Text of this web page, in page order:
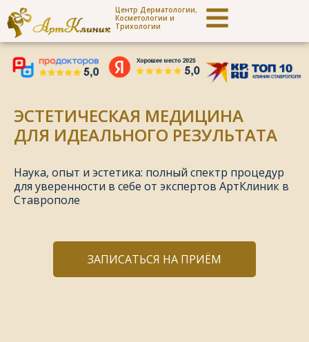
Центр Дерматологии,
Косметологии и
Трихологии
ЭСТЕТИЧЕСКАЯ МЕДИЦИНА
ДЛЯ ИДЕАЛЬНОГО РЕЗУЛЬТАТА
Наука, опыт и эстетика: полный спектр процедур
для уверенности в себе от экспертов АртКлиник в
Ставрополе
ЗАПИСАТЬСЯ НА ПРИЁМ